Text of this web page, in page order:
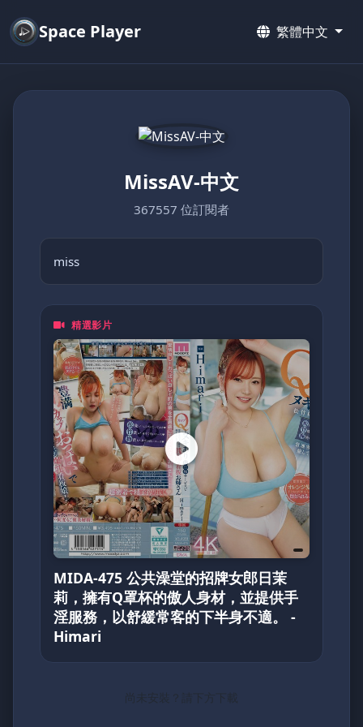
Space Player 繁體中文
MissAV-中文
367557 位訂閱者
miss
精選影片
MIDA-475 公共澡堂的招牌女郎日茉
莉，擁有Q罩杯的傲人身材，並提供手
淫服務，以舒緩常客的下半身不適。 -
Himari
尚未安裝？請下方下載